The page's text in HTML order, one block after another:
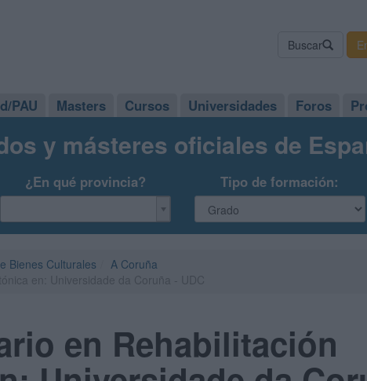
Buscar
PAU Masters Cursos Universidades Foros
y másteres oficiales de
¿En qué provincia? Tipo de formación:
Bienes Culturales
A Coruña
en Rehabilitación